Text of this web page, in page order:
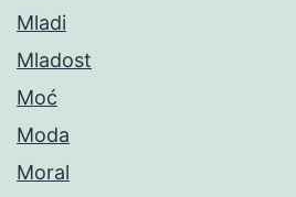
Mladi
Mladost
Moć
Moda
Moral